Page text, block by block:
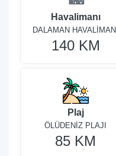
Havalimanı
DALAMAN HAVALİMANI
140 KM
Plaj
ÖLÜDENİZ PLAJI
85 KM